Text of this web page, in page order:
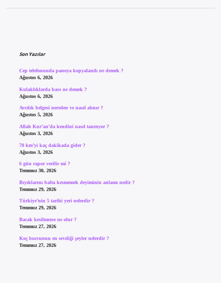
Son Yazılar
Cep telefonunda panoya kopyalandı ne demek ?
Ağustos 6, 2026
Kulaklıklarda bass ne demek ?
Ağustos 6, 2026
Avcılık belgesi nereden ve nasıl alınır ?
Ağustos 5, 2026
Allah Kur’an’da kendini nasıl tanıtıyor ?
Ağustos 3, 2026
70 km’yi kaç dakikada gider ?
Ağustos 3, 2026
6 gün rapor verilir mi ?
Temmuz 30, 2026
Bıyıklarını balta kesmemek deyiminin anlamı nedir ?
Temmuz 29, 2026
Türkiye’nin 5 tarihi yeri nelerdir ?
Temmuz 29, 2026
Bacak kesilmezse ne olur ?
Temmuz 27, 2026
Koç burcunun en sevdiği şeyler nelerdir ?
Temmuz 27, 2026